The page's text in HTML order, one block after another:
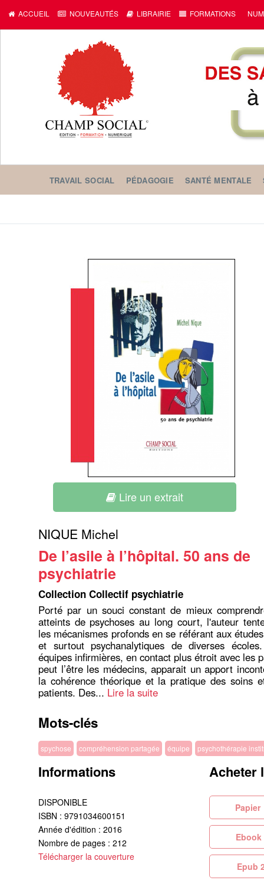
ACCUEIL NOUVEAUTÉS LIBRAIRIE FORMATIONS
TRAVAIL SOCIAL PÉDAGOGIE SANTÉ MENTALE
Lire un extrait
NIQUE Michel
De l’asile à l’hôpital. 50 ans de
psychiatrie
Collection Collectif psychiatrie
Porté par un souci constant de mieux
atteints de psychoses au long court, l'auteur
les mécanismes profonds en se référant aux
et surtout psychanalytiques de diverses
équipes infirmières, en contact plus étroit avec les
peut l’être les médecins, apparait un apport
la cohérence théorique et la pratique des soins
patients. Des... Lire la suite
Mots-clés
spychose compréhension partagée équipe psychothérapie
Informations
DISPONIBLE
ISBN : 9791034600151
Année d'édition : 2016
Nombre de pages : 212
Télécharger la couverture
Acheter